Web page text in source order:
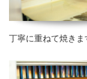
丁寧に重ねて焼きま